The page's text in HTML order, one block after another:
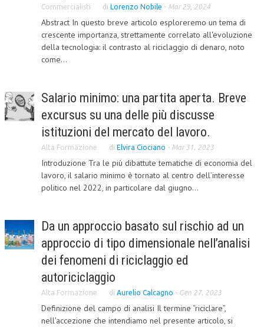
ATTO COSTITUTIVO E STATUTO
ORGANIZZAZIONE
OBIETTIVI
ALTA FORMAZIONE
CORSI CE.S.E.D.
ARCHIVIO CORSI 2015
BROCHURE CE.S.E.D.
LA RIVISTA
COMITATO SCIENTIFICO
COMITATO EDITORIALE
REDAZIONE
PEER REVIEW
Commercialisti di Lorenzo Nobile - Mar 29, 2024
Abstract In questo breve articolo esploreremo un tema di
crescente importanza, strettamente correlato all'evoluzione
della tecnologia: il contrasto al riciclaggio di denaro, noto
come...
Salario minimo: una partita aperta. Breve
excursus su una delle più discusse
istituzioni del mercato del lavoro.
Alta Formazione di Elvira Ciociano - Mar 31, 2023
Introduzione Tra le più dibattute tematiche di economia del
lavoro, il salario minimo è tornato al centro dell’interesse
politico nel 2022, in particolare dal giugno...
Da un approccio basato sul rischio ad un
approccio di tipo dimensionale nell’analisi
dei fenomeni di riciclaggio ed
autoriciclaggio
Alta Formazione di Aurelio Calcagno - Gen 27, 2023
Definizione del campo di analisi Il termine “riciclare”,
nell’accezione che intendiamo nel presente articolo, si